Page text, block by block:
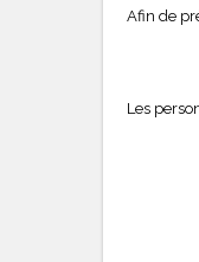
Afin de
Les